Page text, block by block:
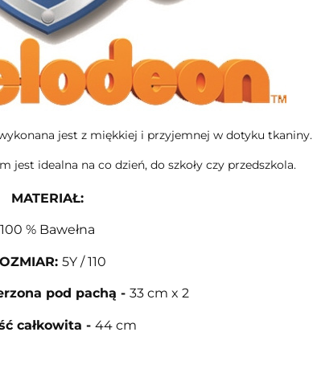
jest z miękkiej i przyjemnej w dotyku tkaniny.
jest idealna na co dzień, do szkoły czy przedszkola.
MATERIAŁ:
100 % Bawełna
: 5Y / 110
pod pachą - 33 cm x 2
całkowita - 44 cm